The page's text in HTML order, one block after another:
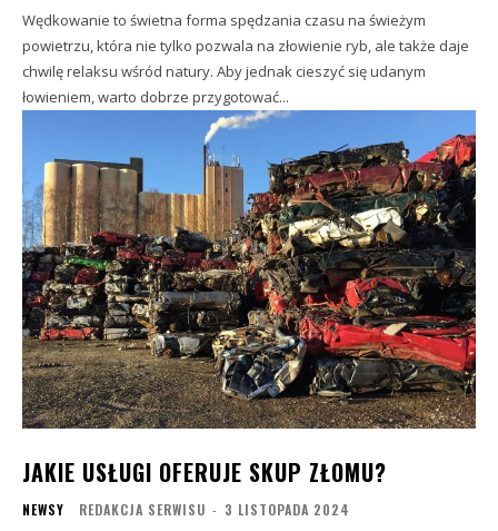
Wędkowanie to świetna forma spędzania czasu na świeżym
powietrzu, która nie tylko pozwala na złowienie ryb, ale także daje
chwilę relaksu wśród natury. Aby jednak cieszyć się udanym
łowieniem, warto dobrze przygotować...
JAKIE USŁUGI OFERUJE SKUP ZŁOMU?
NEWSY REDAKCJA SERWISU - 3 LISTOPADA 2024